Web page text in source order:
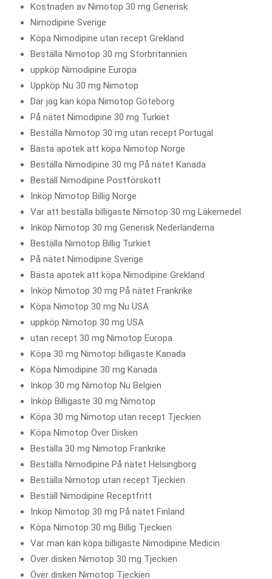
Kostnaden av Nimotop 30 mg Generisk
Nimodipine Sverige
Köpa Nimodipine utan recept Grekland
Beställa Nimotop 30 mg Storbritannien
uppköp Nimodipine Europa
Uppköp Nu 30 mg Nimotop
Där jag kan köpa Nimotop Göteborg
På nätet Nimodipine 30 mg Turkiet
Beställa Nimotop 30 mg utan recept Portugal
Bästa apotek att köpa Nimotop Norge
Beställa Nimodipine 30 mg På nätet Kanada
Beställ Nimodipine Postförskott
Inköp Nimotop Billig Norge
Var att beställa billigaste Nimotop 30 mg Läkemedel
Inköp Nimotop 30 mg Generisk Nederländerna
Beställa Nimotop Billig Turkiet
På nätet Nimodipine Sverige
Bästa apotek att köpa Nimodipine Grekland
Inköp Nimotop 30 mg På nätet Frankrike
Köpa Nimotop 30 mg Nu USA
uppköp Nimotop 30 mg USA
utan recept 30 mg Nimotop Europa
Köpa 30 mg Nimotop billigaste Kanada
Köpa Nimodipine 30 mg Kanada
Inköp 30 mg Nimotop Nu Belgien
Inköp Billigaste 30 mg Nimotop
Köpa 30 mg Nimotop utan recept Tjeckien
Köpa Nimotop Över Disken
Beställa 30 mg Nimotop Frankrike
Beställa Nimodipine På nätet Helsingborg
Beställa Nimotop utan recept Tjeckien
Beställ Nimodipine Receptfritt
Inköp Nimotop 30 mg På nätet Finland
Köpa Nimotop 30 mg Billig Tjeckien
Var man kan köpa billigaste Nimodipine Medicin
Över disken Nimotop 30 mg Tjeckien
Över disken Nimotop Tjeckien